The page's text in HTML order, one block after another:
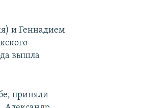
и Геннадием
вышла
приняли